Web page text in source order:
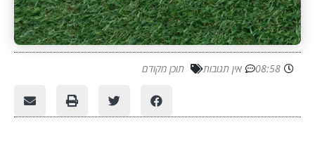
08:58 אין תגובות תוכן מקודם